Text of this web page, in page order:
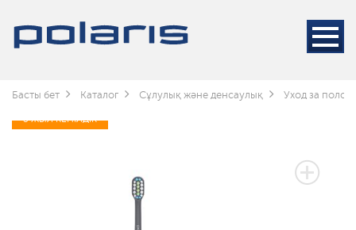
Басты бет Каталог Сұлулық және денсаулық Уход за
3 ЖЫЛ КЕПІЛДІК